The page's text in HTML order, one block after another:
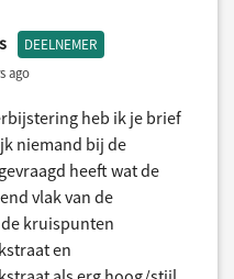
DEELNEMER
ago
heb ik je brief
niemand bij de
heeft wat de
vlak van de
kruispunten
en